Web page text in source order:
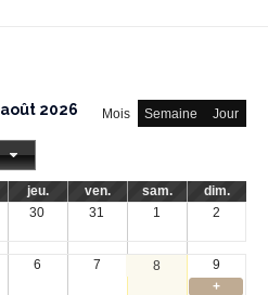
Mois Semaine Jour
août 2026
jeu. ven. sam.
dim.
30 31 1 2
6 7 8
9
+